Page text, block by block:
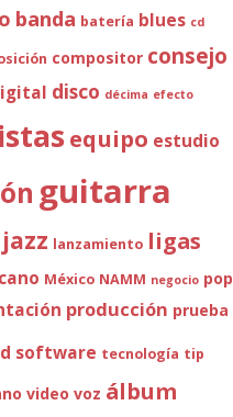
banda batería blues cd
compositor consejo
disco décima efecto
equipo estudio
guitarra
jazz lanzamiento ligas
México NAMM negocio pop
producción prueba
software tecnología tip
video voz álbum